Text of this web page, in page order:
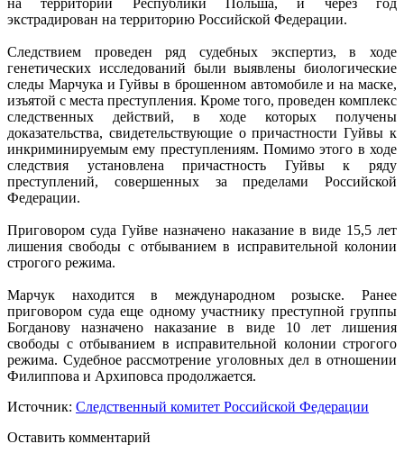
на территории Республики Польша, и через год
экстрадирован на территорию Российской Федерации.
Следствием проведен ряд судебных экспертиз, в ходе
генетических исследований были выявлены биологические
следы Марчука и Гуйвы в брошенном автомобиле и на маске,
изъятой с места преступления. Кроме того, проведен комплекс
следственных действий, в ходе которых получены
доказательства, свидетельствующие о причастности Гуйвы к
инкриминируемым ему преступлениям. Помимо этого в ходе
следствия установлена причастность Гуйвы к ряду
преступлений, совершенных за пределами Российской
Федерации.
Приговором суда Гуйве назначено наказание в виде 15,5 лет
лишения свободы с отбыванием в исправительной колонии
строгого режима.
Марчук находится в международном розыске. Ранее
приговором суда еще одному участнику преступной группы
Богданову назначено наказание в виде 10 лет лишения
свободы с отбыванием в исправительной колонии строгого
режима. Судебное рассмотрение уголовных дел в отношении
Филиппова и Архиповса продолжается.
Источник: Следственный комитет Российской Федерации
Оставить комментарий